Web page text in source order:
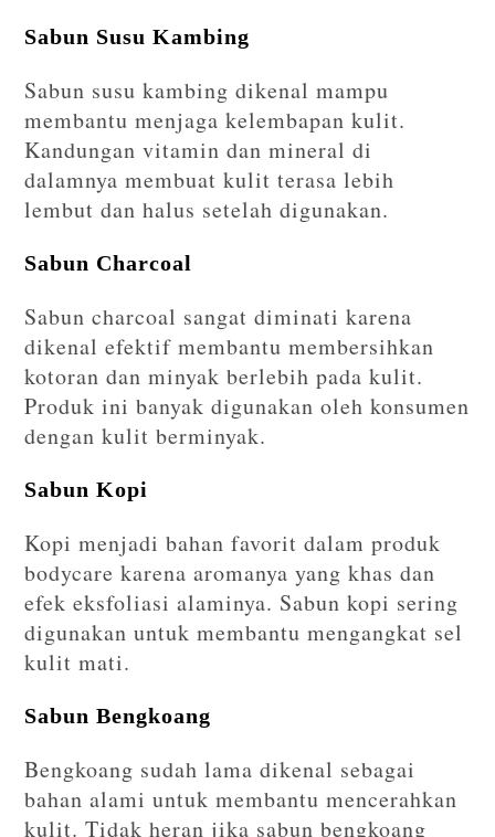
Sabun Susu Kambing
Sabun susu kambing dikenal mampu
membantu menjaga kelembapan kulit.
Kandungan vitamin dan mineral di
dalamnya membuat kulit terasa lebih
lembut dan halus setelah digunakan.
Sabun Charcoal
Sabun charcoal sangat diminati karena
dikenal efektif membantu membersihkan
kotoran dan minyak berlebih pada kulit.
Produk ini banyak digunakan oleh konsumen
dengan kulit berminyak.
Sabun Kopi
Kopi menjadi bahan favorit dalam produk
bodycare karena aromanya yang khas dan
efek eksfoliasi alaminya. Sabun kopi sering
digunakan untuk membantu mengangkat sel
kulit mati.
Sabun Bengkoang
Bengkoang sudah lama dikenal sebagai
bahan alami untuk membantu mencerahkan
kulit. Tidak heran jika sabun bengkoang